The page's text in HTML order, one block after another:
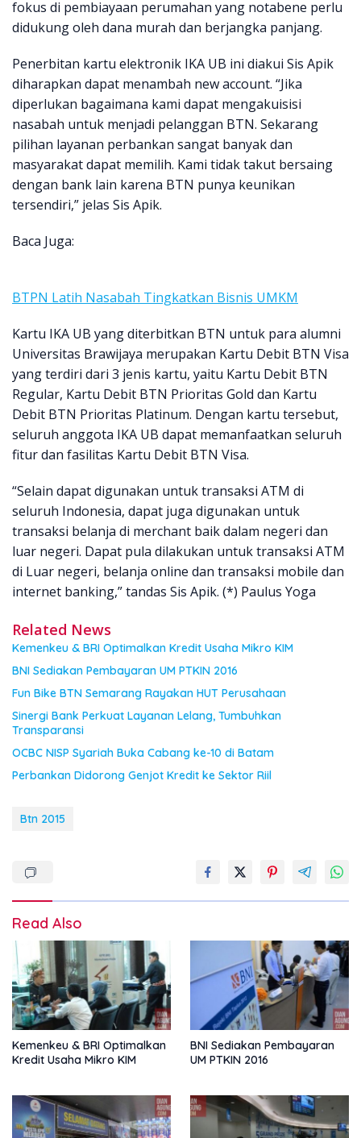
fokus di pembiayaan perumahan yang notabene perlu
didukung oleh dana murah dan berjangka panjang.
Penerbitan kartu elektronik IKA UB ini diakui Sis Apik
diharapkan dapat menambah new account. “Jika
diperlukan bagaimana kami dapat mengakuisisi
nasabah untuk menjadi pelanggan BTN. Sekarang
pilihan layanan perbankan sangat banyak dan
masyarakat dapat memilih. Kami tidak takut bersaing
dengan bank lain karena BTN punya keunikan
tersendiri,” jelas Sis Apik.
Baca Juga:
BTPN Latih Nasabah Tingkatkan Bisnis UMKM
Kartu IKA UB yang diterbitkan BTN untuk para alumni
Universitas Brawijaya merupakan Kartu Debit BTN Visa
yang terdiri dari 3 jenis kartu, yaitu Kartu Debit BTN
Regular, Kartu Debit BTN Prioritas Gold dan Kartu
Debit BTN Prioritas Platinum. Dengan kartu tersebut,
seluruh anggota IKA UB dapat memanfaatkan seluruh
fitur dan fasilitas Kartu Debit BTN Visa.
“Selain dapat digunakan untuk transaksi ATM di
seluruh Indonesia, dapat juga digunakan untuk
transaksi belanja di merchant baik dalam negeri dan
luar negeri. Dapat pula dilakukan untuk transaksi ATM
di Luar negeri, belanja online dan transaksi mobile dan
internet banking,” tandas Sis Apik. (*) Paulus Yoga
Related News
Kemenkeu & BRI Optimalkan Kredit Usaha Mikro KIM
BNI Sediakan Pembayaran UM PTKIN 2016
Fun Bike BTN Semarang Rayakan HUT Perusahaan
Sinergi Bank Perkuat Layanan Lelang, Tumbuhkan
Transparansi
OCBC NISP Syariah Buka Cabang ke-10 di Batam
Perbankan Didorong Genjot Kredit ke Sektor Riil
Btn 2015
Read Also
Kemenkeu & BRI Optimalkan
Kredit Usaha Mikro KIM
BNI Sediakan Pembayaran
UM PTKIN 2016